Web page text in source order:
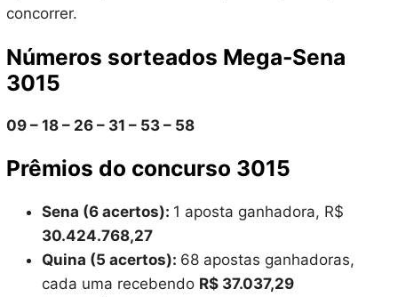
concorrer.
Números sorteados Mega-Sena
3015
09 – 18 – 26 – 31 – 53 – 58
Prêmios do concurso 3015
Sena (6 acertos): 1 aposta ganhadora, R$
30.424.768,27
Quina (5 acertos): 68 apostas ganhadoras,
cada uma recebendo R$ 37.037,29